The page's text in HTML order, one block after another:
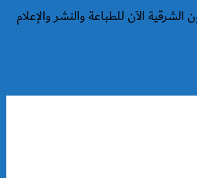
الآن للطباعة والنشر والإعلام